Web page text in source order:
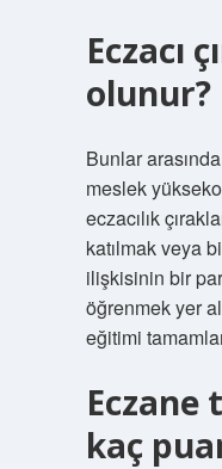
Eczacı
olunur?
Bunlar
meslek
eczacılık
katılmak veya
ilişkisinin bir
öğrenmek yer
eğitimi
kaç